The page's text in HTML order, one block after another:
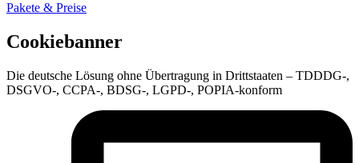
Pakete & Preise
Cookiebanner
Die deutsche Lösung ohne Übertragung in Drittstaaten – TDDDG-,
DSGVO-, CCPA-, BDSG-, LGPD-, POPIA-konform